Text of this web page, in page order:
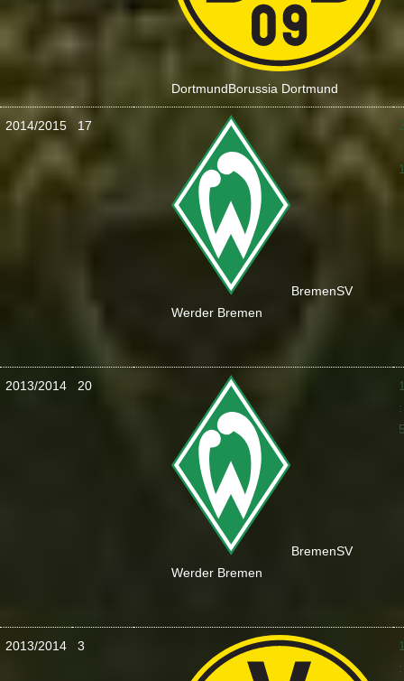
DortmundBorussia Dortmund
2014/2015 17
BremenSV
Werder Bremen
:
2013/2014 20
BremenSV
Werder Bremen
:
2013/2014 3
: